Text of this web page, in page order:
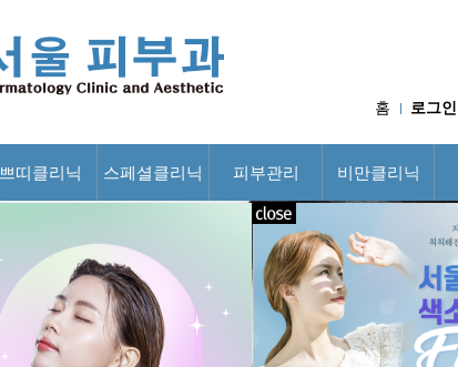
홈 로그인
쁘띠클리닉 스페셜클리닉 피부관리 비만클리닉